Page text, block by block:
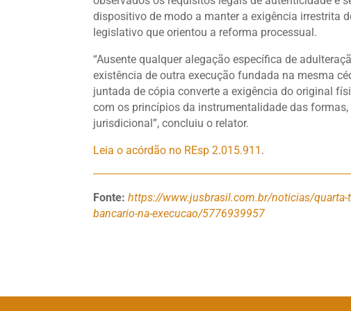
dispositivo de modo a manter a exigência irrestrita
legislativo que orientou a reforma processual.
“Ausente qualquer alegação específica de
existência de outra execução fundada na mesma
juntada de cópia converte a exigência do original
com os princípios da instrumentalidade das
jurisdicional”, concluiu o relator.
Leia o acórdão no REsp 2.015.911 .
Fonte:https://www.jusbrasil.com.br/noticias/quarta-
bancario-na-execucao/5776939957